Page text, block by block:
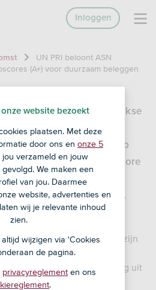
Inloggen
UN PRI beloont ASN
(A+) voor duurzaam beleggen
de jaarlijkse
ASN Beleggingsfondsen op
de hoogst mogelijke score
de fondsen van ASN
de beste in hun categorie.
bij ASN
op deze kwalificatie: “Wij zijn
beoordeling en daarmee
onze collega’s dag in, dag uit
werkt ASN
website bezoekt
plaatsen. Met deze
door ons en onze 5
jou verzameld en jouw
We maken een
van jou. Daarmee
website, advertenties en
wij je relevante inhoud
zien.
wijzigen via 'Cookies
de pagina.
privacyreglement en ons
.